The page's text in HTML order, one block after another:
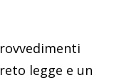
legge e un